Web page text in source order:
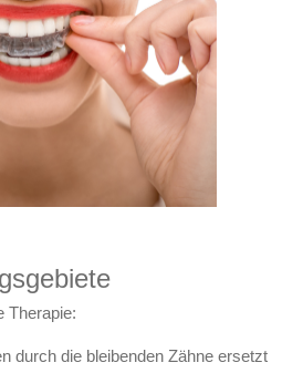
Therapie:
durch die bleibenden Zähne ersetzt